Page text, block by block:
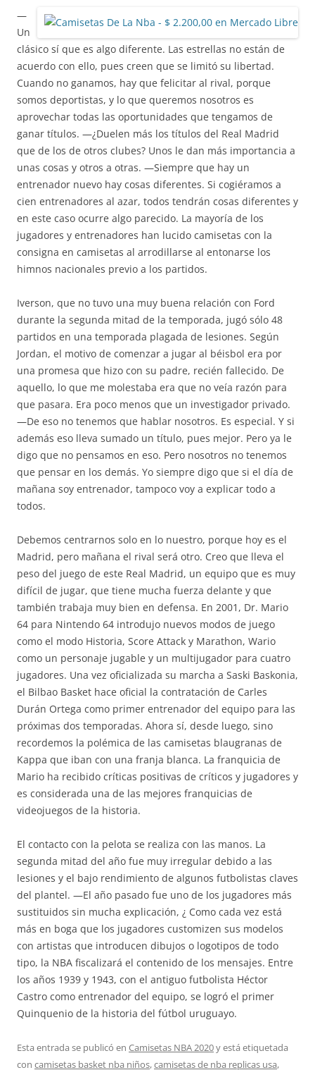
—
Un
clásico sí que es algo diferente. Las estrellas no están de
acuerdo con ello, pues creen que se limitó su libertad.
Cuando no ganamos, hay que felicitar al rival, porque
somos deportistas, y lo que queremos nosotros es
aprovechar todas las oportunidades que tengamos de
ganar títulos. —¿Duelen más los títulos del Real Madrid
que de los de otros clubes? Unos le dan más importancia a
unas cosas y otros a otras. —Siempre que hay un
entrenador nuevo hay cosas diferentes. Si cogiéramos a
cien entrenadores al azar, todos tendrán cosas diferentes y
en este caso ocurre algo parecido. La mayoría de los
jugadores y entrenadores han lucido camisetas con la
consigna en camisetas al arrodillarse al entonarse los
himnos nacionales previo a los partidos.
Iverson, que no tuvo una muy buena relación con Ford
durante la segunda mitad de la temporada, jugó sólo 48
partidos en una temporada plagada de lesiones. Según
Jordan, el motivo de comenzar a jugar al béisbol era por
una promesa que hizo con su padre, recién fallecido. De
aquello, lo que me molestaba era que no veía razón para
que pasara. Era poco menos que un investigador privado.
—De eso no tenemos que hablar nosotros. Es especial. Y si
además eso lleva sumado un título, pues mejor. Pero ya le
digo que no pensamos en eso. Pero nosotros no tenemos
que pensar en los demás. Yo siempre digo que si el día de
mañana soy entrenador, tampoco voy a explicar todo a
todos.
Debemos centrarnos solo en lo nuestro, porque hoy es el
Madrid, pero mañana el rival será otro. Creo que lleva el
peso del juego de este Real Madrid, un equipo que es muy
difícil de jugar, que tiene mucha fuerza delante y que
también trabaja muy bien en defensa. En 2001, Dr. Mario
64 para Nintendo 64 introdujo nuevos modos de juego
como el modo Historia, Score Attack y Marathon, Wario
como un personaje jugable y un multijugador para cuatro
jugadores. Una vez oficializada su marcha a Saski Baskonia,
el Bilbao Basket hace oficial la contratación de Carles
Durán Ortega como primer entrenador del equipo para las
próximas dos temporadas. Ahora sí, desde luego, sino
recordemos la polémica de las camisetas blaugranas de
Kappa que iban con una franja blanca. La franquicia de
Mario ha recibido críticas positivas de críticos y jugadores y
es considerada una de las mejores franquicias de
videojuegos de la historia.
El contacto con la pelota se realiza con las manos. La
segunda mitad del año fue muy irregular debido a las
lesiones y el bajo rendimiento de algunos futbolistas claves
del plantel. —El año pasado fue uno de los jugadores más
sustituidos sin mucha explicación, ¿ Como cada vez está
más en boga que los jugadores customizen sus modelos
con artistas que introducen dibujos o logotipos de todo
tipo, la NBA fiscalizará el contenido de los mensajes. Entre
los años 1939 y 1943, con el antiguo futbolista Héctor
Castro como entrenador del equipo, se logró el primer
Quinquenio de la historia del fútbol uruguayo.
Esta entrada se publicó en Camisetas NBA 2020y está etiquetada
con camisetas basket nba niños,camisetas de nba replicas usa,